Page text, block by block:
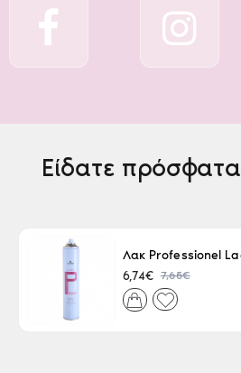
Είδατε πρόσφατα
6,74€ 7,65€